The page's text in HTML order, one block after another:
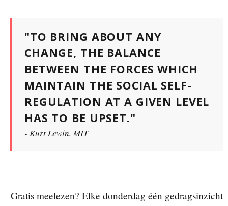
"TO BRING ABOUT ANY
CHANGE, THE BALANCE
BETWEEN THE FORCES WHICH
MAINTAIN THE SOCIAL SELF-
REGULATION AT A GIVEN LEVEL
HAS TO BE UPSET."
- Kurt Lewin, MIT
Gratis meelezen? Elke donderdag één gedragsinzicht